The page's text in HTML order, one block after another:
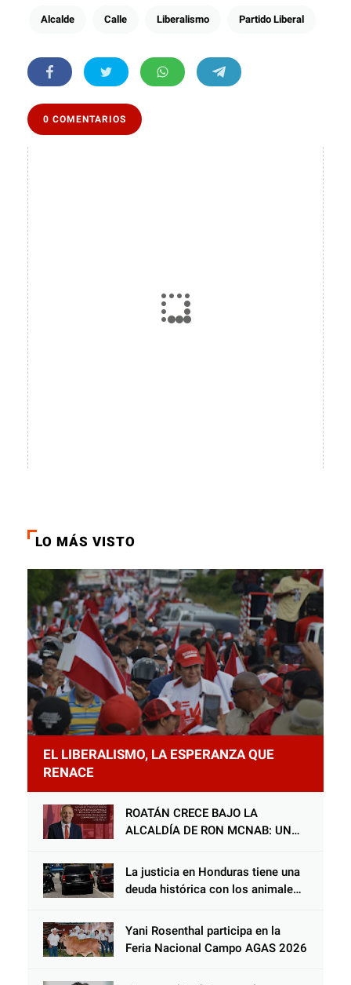
Alcalde Calle Liberalismo Partido Liberal
0 COMENTARIOS
LO MÁS VISTO
EL LIBERALISMO, LA ESPERANZA QUE
RENACE
ROATÁN CRECE BAJO LA
ALCALDÍA DE RON MCNAB: UN
COMUNIDAD Y DEL PARTIDO
LIBERAL
La justicia en Honduras tiene una
deuda histórica con los animales,
peso de la ley al responsable de
Choloma es consolidar un Estado
que protege al verdugo y
Yani Rosenthal participa en la
Feria Nacional Campo AGAS 2026